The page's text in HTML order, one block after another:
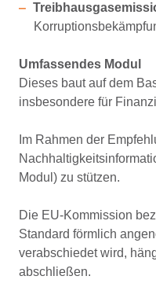
Umfassendes Modul
Dieses baut auf dem
insbesondere für
Im Rahmen der
Modul) zu stützen.
Die EU-Kommission
Standard förmlich
verabschiedet wird,
abschließen.